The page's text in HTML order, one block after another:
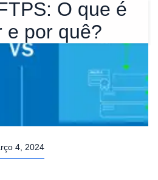
O que é
e por quê?
4, 2024